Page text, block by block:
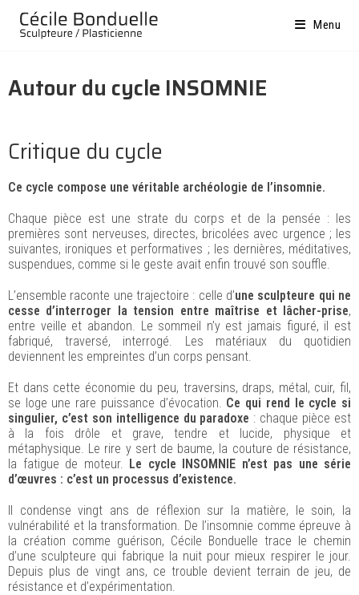
Menu
Autour du cycle INSOMNIE
Critique du cycle
Ce cycle compose une véritable archéologie de l’insomnie.
Chaque pièce est une strate du corps et de la pensée : les
premières sont nerveuses, directes, bricolées avec urgence ; les
suivantes, ironiques et performatives ; les dernières, méditatives,
suspendues, comme si le geste avait enfin trouvé son souffle.
L’ensemble raconte une trajectoire : celle d’une sculpteure qui ne
cesse d’interroger la tension entre maîtrise et lâcher-prise,
entre veille et abandon. Le sommeil n’y est jamais figuré, il est
fabriqué, traversé, interrogé. Les matériaux du quotidien
deviennent les empreintes d’un corps pensant.
Et dans cette économie du peu, traversins, draps, métal, cuir, fil,
se loge une rare puissance d’évocation. Ce qui rend le cycle si
singulier, c’est son intelligence du paradoxe : chaque pièce est
à la fois drôle et grave, tendre et lucide, physique et
métaphysique. Le rire y sert de baume, la couture de résistance,
la fatigue de moteur. Le cycle INSOMNIE n’est pas une série
d’œuvres : c’est un processus d’existence.
Il condense vingt ans de réflexion sur la matière, le soin, la
vulnérabilité et la transformation. De l’insomnie comme épreuve à
la création comme guérison, Cécile Bonduelle trace le chemin
d’une sculpteure qui fabrique la nuit pour mieux respirer le jour.
Depuis plus de vingt ans, ce trouble devient terrain de jeu, de
résistance et d’expérimentation.